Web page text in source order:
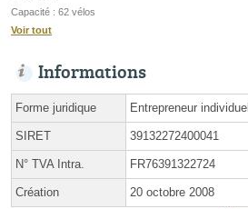
Capacité : 62 vélos
Voir tout
Informations
Forme juridique Entrepreneur individuel
SIRET 39132272400041
N° TVA Intra. FR76391322724
Création 20 octobre 2008